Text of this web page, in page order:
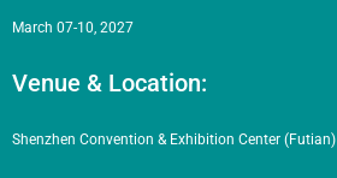
March 07-10, 2027
Venue & Location:
Shenzhen Convention & Exhibition Center (Futian)